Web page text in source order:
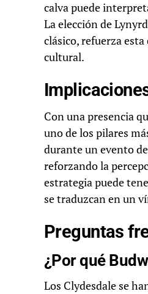
calva puede
La elección de
clásico, refuerza
cultural.
Con una presencia
uno de los pilares
durante un evento
reforzando la
estrategia puede
se traduzcan en un
Preguntas
¿Por qué
Los Clydesdale se